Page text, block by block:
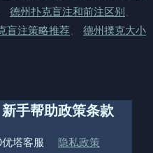
德州扑克盲注和前注区别
盲注策略推荐
德州撲克大小
新手帮助
优塔客服
政策条款
隐私政策